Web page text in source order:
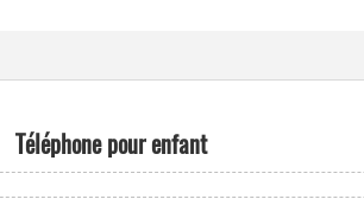
Téléphone pour enfant